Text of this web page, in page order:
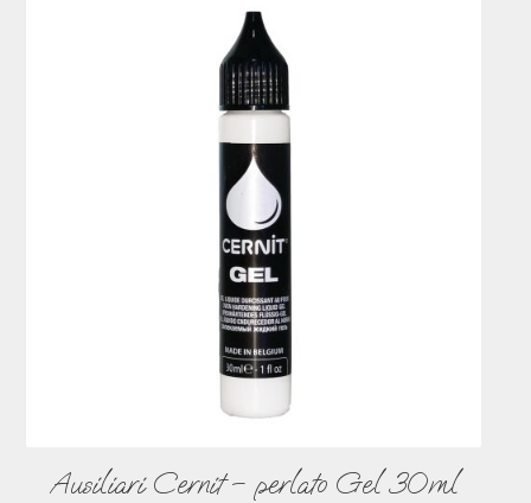
Ausiliari Cernit – perlato Gel 30ml